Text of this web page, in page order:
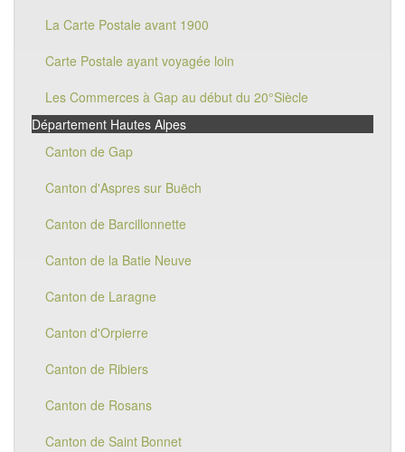
La Carte Postale avant 1900
Carte Postale ayant voyagée loin
Les Commerces à Gap au début du 20°Siècle
Département Hautes Alpes
Canton de Gap
Canton d'Aspres sur Buëch
Canton de Barcillonnette
Canton de la Batie Neuve
Canton de Laragne
Canton d'Orpierre
Canton de Ribiers
Canton de Rosans
Canton de Saint Bonnet